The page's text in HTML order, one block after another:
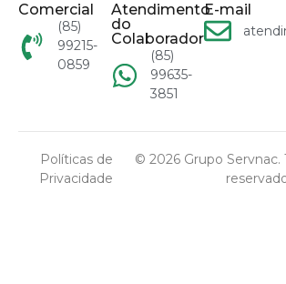
Comercial
(85)
99215-
0859
Atendimento
do
Colaborador
(85)
99635-
3851
E-mail
© 2026 Grupo Servnac.
Políticas de
Privacidade